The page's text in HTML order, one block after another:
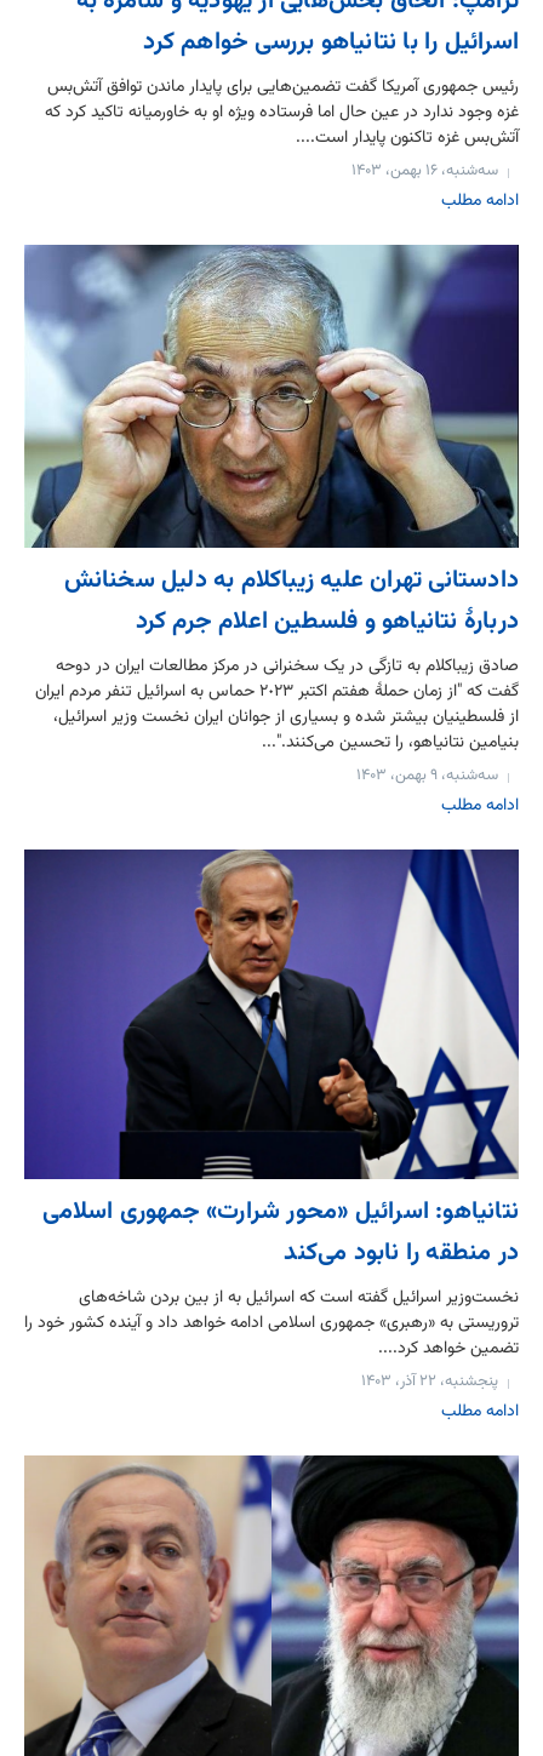
اسرائیل را با نتانیاهو بررسی خواهم کرد
رئيس جمهوری آمریکا گفت تضمین‌هایی برای پایدار ماندن توافق آتش‌بس
غزه وجود ندارد در عین حال اما فرستاده ویژه او به خاورمیانه تاکید کرد که
آتش‌بس غزه تاکنون پایدار است....
سه‌شنبه، ۱۶ بهمن، ۱۴۰۳
ادامه مطلب
دادستانی تهران علیه زیباکلام به دلیل سخنانش
دربارۀ نتانیاهو و فلسطین اعلام جرم کرد
صادق زیباکلام به تازگی در یک سخنرانی در مرکز مطالعات ایران در دوحه
گفت که "از زمان حملۀ هفتم اکتبر ٢٠٢۳ حماس به اسرائیل تنفر مردم ایران
از فلسطینیان بیشتر شده و بسیاری از جوانان ایران نخست وزیر اسرائیل،
بنیامین نتانیاهو، را تحسین می‌کنند."...
سه‌شنبه، ۹ بهمن، ۱۴۰۳
ادامه مطلب
نتانیاهو: اسرائیل «محور شرارت» جمهوری اسلامی
در منطقه را نابود می‌کند
نخست‌وزیر اسرائیل گفته است که اسرائیل به از بین بردن شاخه‌های
تروریستی به «رهبری» جمهوری اسلامی ادامه خواهد داد و آینده کشور خود را
تضمین خواهد کرد....
پنجشنبه، ۲۲ آذر، ۱۴۰۳
ادامه مطلب